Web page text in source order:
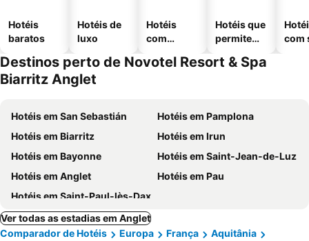
Hotéis
baratos
Hotéis de
luxo
Hotéis
com
Hotéis que
permitem
com
Destinos perto de Novotel Resort & Spa
Biarritz Anglet
Hotéis em San Sebastián
Hotéis em Pamplona
Hotéis em Biarritz
Hotéis em Irun
Hotéis em Bayonne
Hotéis em Saint-Jean-de-Luz
Hotéis em Anglet
Hotéis em Pau
Hotéis em Saint-Paul-lès-Dax
Ver todas as estadias em Anglet
Comparador de Hotéis
Europa França
Aquitânia